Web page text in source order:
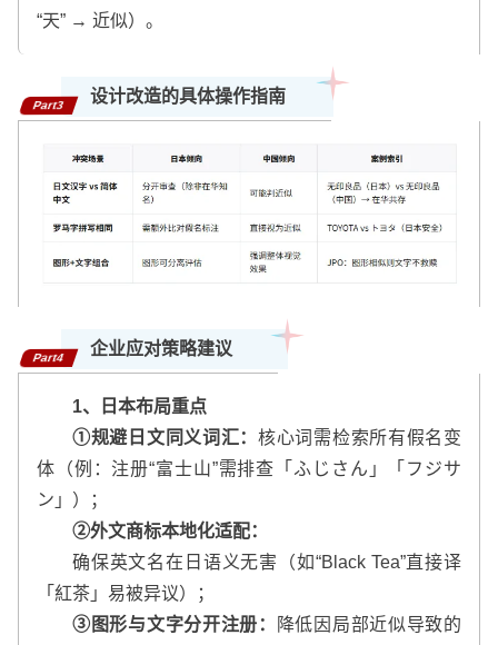
“天” → 近似）。
Part3 设计改造的具体操作指南
Part4 企业应对策略建议
1、日本布局重点
①规避日文同义词汇： 核心词需检索所有假名变
体（例：注册“富士山”需排查「ふじさん」「フジサ
ン」）；
②外文商标本地化适配：
确保英文名在日语义无害（如“Black Tea”直接译
「紅茶」易被异议）；
③图形与文字分开注册：
降低因局部近似导致的